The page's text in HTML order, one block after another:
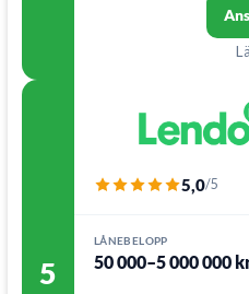
5
5,0/5
LÅNEBELOPP
50 000–5 000 000